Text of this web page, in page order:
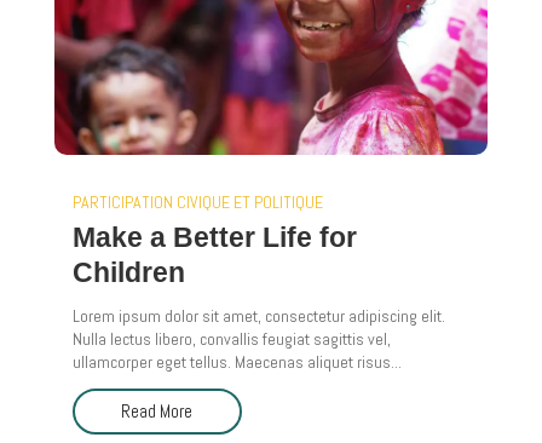
PARTICIPATION CIVIQUE ET POLITIQUE
Make a Better Life for
Children
Lorem ipsum dolor sit amet, consectetur adipiscing elit.
Nulla lectus libero, convallis feugiat sagittis vel,
ullamcorper eget tellus. Maecenas aliquet risus...
Read More